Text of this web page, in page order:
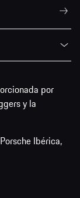
por
y la
Ibérica,